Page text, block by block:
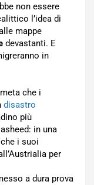
non essere
l’idea di
mappe
devastanti. E
in
che i
disastro
più
in una
i suoi
per
a dura prova